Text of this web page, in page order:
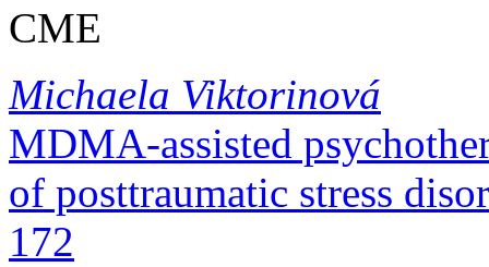
CME
Michaela Viktorinová
MDMA-assisted
of posttraumatic stress
172